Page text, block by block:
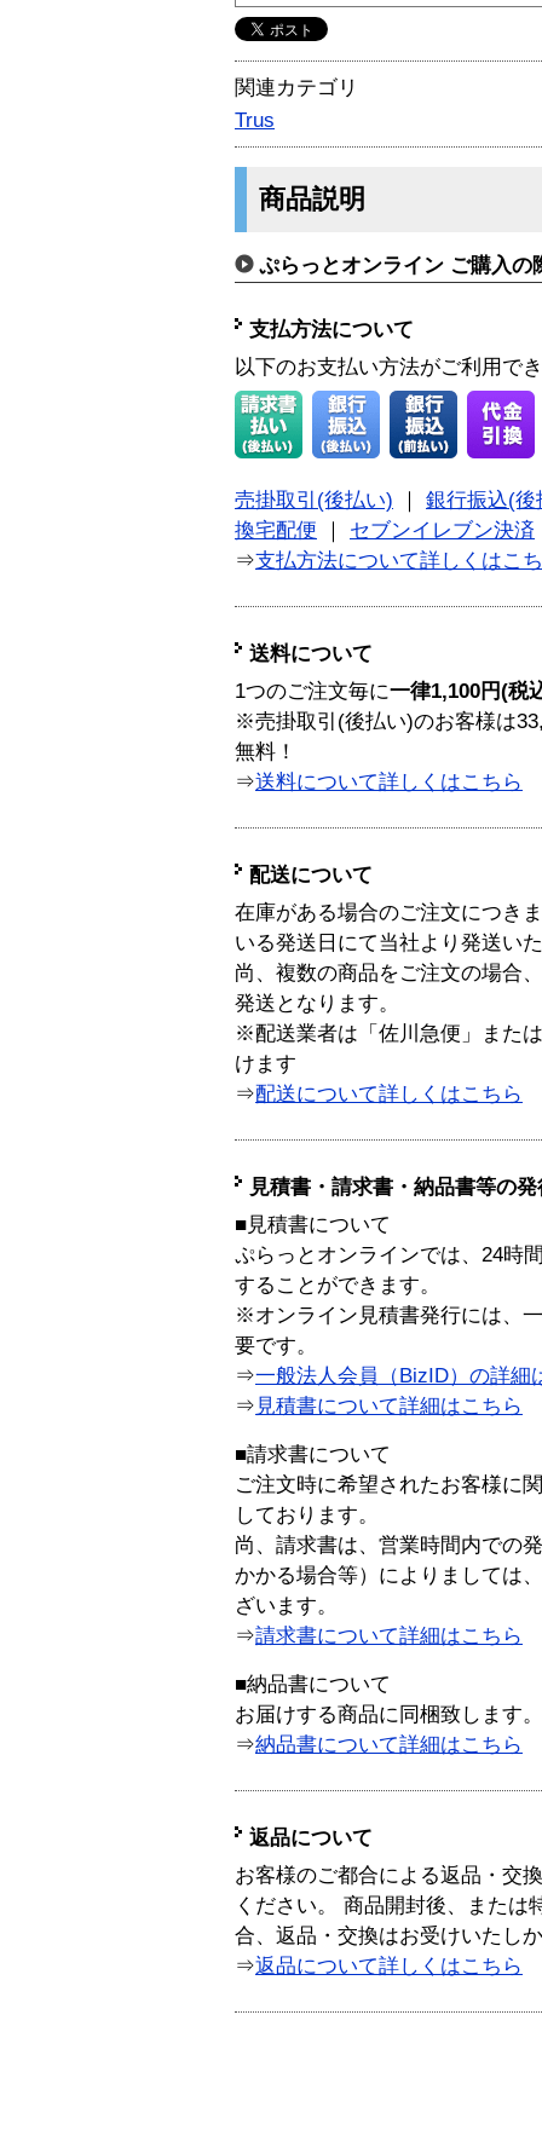
関連カテゴリ
Trus
商品説明
ぷらっとオンライン ご購入の
支払方法について
以下のお支払い方法がご利用で
売掛取引(後払い)
銀行振込(後
換宅配便
セブンイレブン決済
⇒支払方法について詳しくはこ
送料について
1つのご注文毎に一律1,100円(税
※売掛取引(後払い)のお客様は
無料！
⇒送料について詳しくはこちら
配送について
在庫がある場合のご注文につき
いる発送日にて当社より発送い
尚、複数の商品をご注文の場合
発送となります。
※配送業者は「佐川急便」また
けます
⇒配送について詳しくはこちら
見積書・請求書・納品書等の
■見積書について
ぷらっとオンラインでは、24時
することができます。
※オンライン見積書発行には、
要です。
⇒一般法人会員（BizID）の詳細
⇒ 見積書について詳細はこちら
■請求書について
ご注文時に希望されたお客様に
しております。
尚、請求書は、営業時間内での
かかる場合等）によりましては
ざいます。
⇒請求書について詳細はこちら
■納品書について
お届けする商品に同梱致します。
⇒納品書について詳細はこちら
返品について
お客様のご都合による返品・交
ください。 商品開封後、または
合、返品・交換はお受けいたし
⇒返品について詳しくはこちら